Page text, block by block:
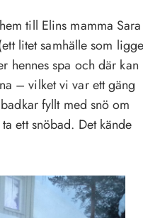
till Elins mamma Sara
litet samhälle som
hennes spa och där kan
– vilket vi var ett gäng
fyllt med snö om
ett snöbad. Det kände